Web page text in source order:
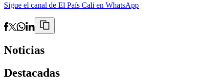
Sigue el canal de El País Cali en WhatsApp
Noticias
Destacadas